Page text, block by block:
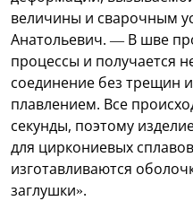
величины и сварочным
Анатольевич. — В шве
процессы и получается
соединение без трещин
плавлением. Все
секунды, поэтому
для циркониевых
изготавливаются
заглушки».